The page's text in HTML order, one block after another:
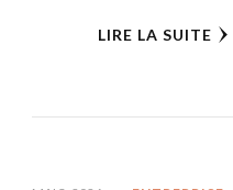
LIRE LA SUITE